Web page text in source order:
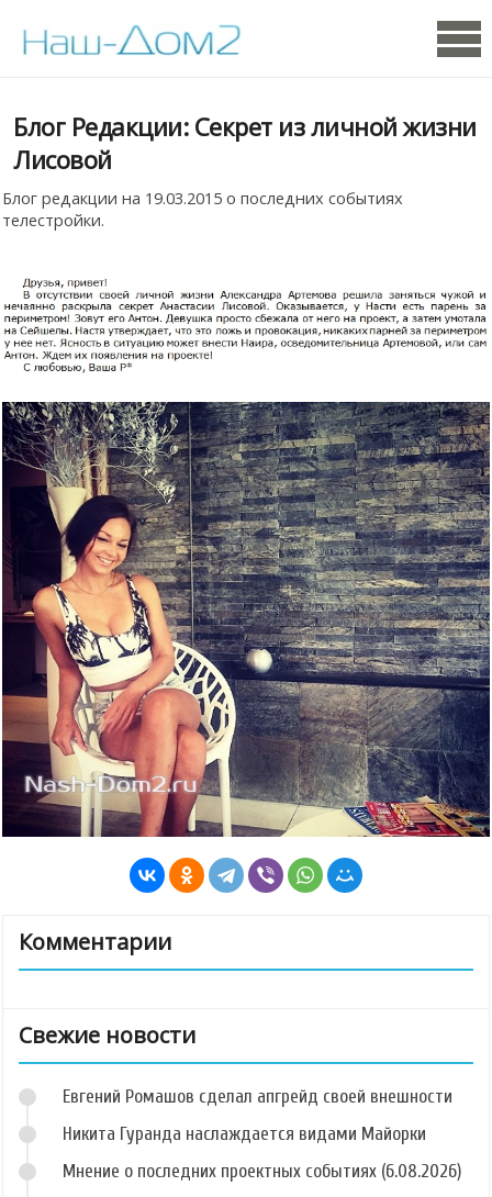
Блог Редакции: Секрет из личной жизни
Лисовой
Блог редакции на 19.03.2015 о последних событиях
телестройки.
Комментарии
Свежие новости
Евгений Ромашов сделал апгрейд своей внешности
Никита Гуранда наслаждается видами Майорки
Мнение о последних проектных событиях (6.08.2026)